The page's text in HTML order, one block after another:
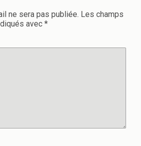
ne sera pas publiée. Les champs
avec *